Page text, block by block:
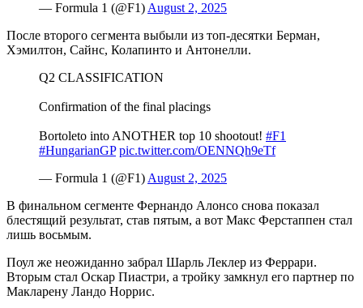
— Formula 1 (@F1)August 2, 2025
После второго сегмента выбыли из топ-десятки Берман,
Хэмилтон, Сайнс, Колапинто и Антонелли.
Q2 CLASSIFICATION
Confirmation of the final placings
Bortoleto into ANOTHER top 10 shootout! #F1
#HungarianGP pic.twitter.com/OENNQh9eTf
— Formula 1 (@F1)August 2, 2025
В финальном сегменте Фернандо Алонсо снова показал
блестящий результат, став пятым, а вот Макс Ферстаппен стал
лишь восьмым.
Поул же неожиданно забрал Шарль Леклер из Феррари.
Вторым стал Оскар Пиастри, а тройку замкнул его партнер по
Макларену Ландо Норрис.